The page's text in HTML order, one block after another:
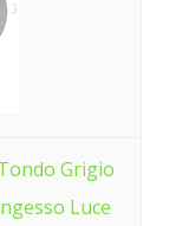
Grigio
Luce